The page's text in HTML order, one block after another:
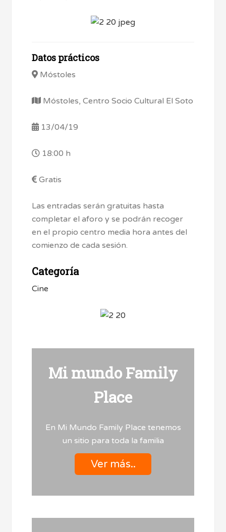
Datos prácticos
Móstoles
Móstoles, Centro Socio Cultural El Soto
13/04/19
18:00 h
Gratis
Las entradas serán gratuitas hasta
completar el aforo y se podrán recoger
en el propio centro media hora antes del
comienzo de cada sesión.
Categoría
Cine
Mi mundo Family
Place
En Mi Mundo Family Place tenemos
un sitio para toda la familia
Ver más..